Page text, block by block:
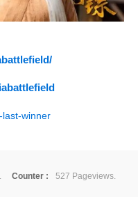
winner
Counter :
527 Pageviews.